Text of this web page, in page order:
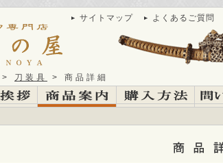
サイトマップ よくあるご質問
> 刀装具 > 商品詳細